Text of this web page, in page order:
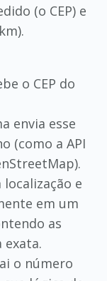
(o CEP) e
o CEP do
envia esse
(como a API
localização e
em um
as
exata.
o número